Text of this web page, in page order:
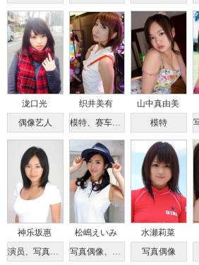
泷口光
偶像艺人
织井美有
模特、赛车女郎
山中真由美
模特
神乐坂惠
演员、写真偶像
松嶋えいみ
写真偶像、平面模特
水瀬莉菜
写真偶像